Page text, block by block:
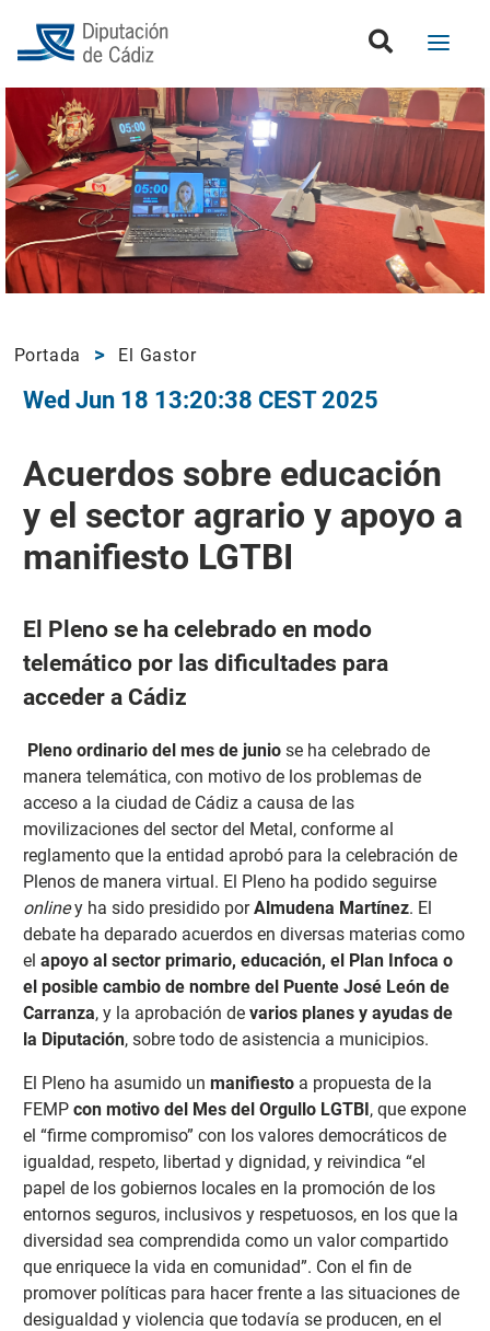
Portada El Gastor
Wed Jun 18 13:20:38 CEST 2025
Acuerdos sobre educación
y el sector agrario y apoyo a
manifiesto LGTBI
El Pleno se ha celebrado en modo
telemático por las dificultades para
acceder a Cádiz
Pleno ordinario del mes de juniose ha celebrado de
manera telemática, con motivo de los problemas de
acceso a la ciudad de Cádiz a causa de las
movilizaciones del sector del Metal, conforme al
reglamento que la entidad aprobó para la celebración de
Plenos de manera virtual. El Pleno ha podido seguirse
onliney ha sido presidido porAlmudena Martínez. El
debate ha deparado acuerdos en diversas materias como
el apoyo al sector primario, educación, el Plan Infoca o
el posible cambio de nombre del Puente José León de
Carranza, y la aprobación de varios planes y ayudas de
la Diputación, sobre todo de asistencia a municipios.
El Pleno ha asumido un manifiestoa propuesta de la
FEMP con motivo del Mes del Orgullo LGTBI, que expone
el “firme compromiso” con los valores democráticos de
igualdad, respeto, libertad y dignidad, y reivindica “el
papel de los gobiernos locales en la promoción de los
entornos seguros, inclusivos y respetuosos, en los que la
diversidad sea comprendida como un valor compartido
que enriquece la vida en comunidad”. Con el fin de
promover políticas para hacer frente a las situaciones de
desigualdad y violencia que todavía se producen, en el